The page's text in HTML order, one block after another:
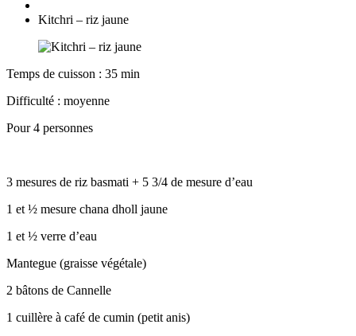
Kitchri – riz jaune
Temps de cuisson : 35 min
Difficulté : moyenne
Pour 4 personnes
3 mesures de riz basmati + 5 3/4 de mesure d’eau
1 et ½ mesure chana dholl jaune
1 et ½ verre d’eau
Mantegue (graisse végétale)
2 bâtons de Cannelle
1 cuillère à café de cumin (petit anis)